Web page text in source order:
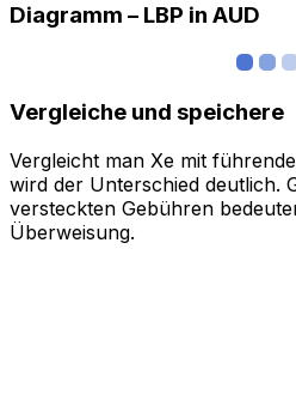
Diagramm – LBP in AUD
Vergleiche und speichere
Vergleicht man Xe mit
wird der Unterschied deutlich.
versteckten Gebühren
Überweisung.